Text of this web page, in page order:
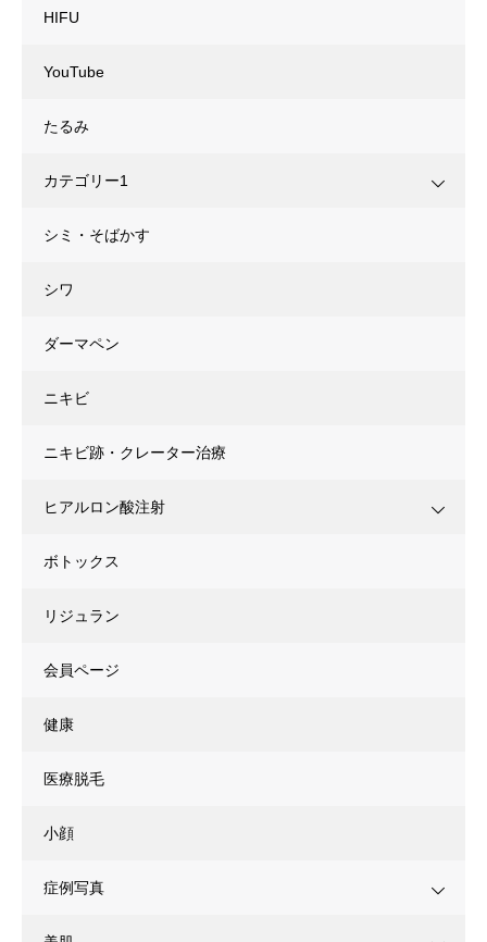
HIFU
YouTube
たるみ
カテゴリー1
シミ・そばかす
シワ
ダーマペン
ニキビ
ニキビ跡・クレーター治療
ヒアルロン酸注射
ボトックス
リジュラン
会員ページ
健康
医療脱毛
小顔
症例写真